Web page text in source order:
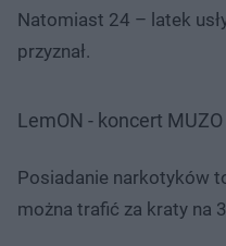
Natomiast 24 – latek
przyznał.
LemON - koncert MUZO
Posiadanie narkotyków
można trafić za kraty na